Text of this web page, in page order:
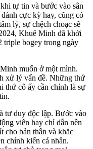
tự tin và bước vào sân
cực kỳ hay, cũng có
lý, sự chệch choạc sẽ
Khuê Minh đã khởi
triple bogey trong ngày
muốn ở một mình.
xử lý vấn đề. Những thứ
thứ cô ấy cần chính là sự
tư duy độc lập. Bước vào
viên hay chỉ dẫn nên
cho bản thân và khắc
chính kiến cá nhân.